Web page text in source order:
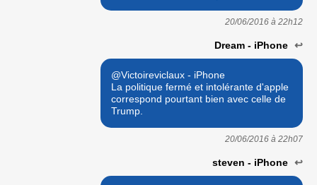
20/06/2016 à 22h12
Dream - iPhone ↩
@Victoireviclaux - iPhone
La politique fermé et intolérante d'apple
correspond pourtant bien avec celle de
Trump.
20/06/2016 à 22h07
steven - iPhone ↩